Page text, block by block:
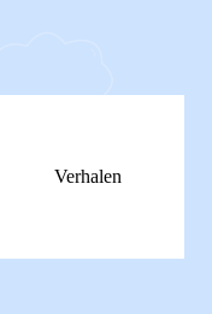
Verhalen